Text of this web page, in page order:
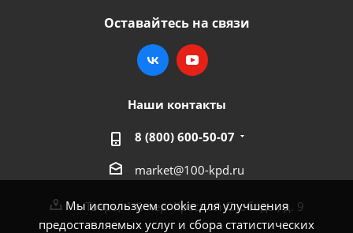
Мы используем cookie для улучшения
предоставляемых услуг и сбора статистических
Оставайтесь на связи
Наши контакты
8 (800) 600-50-07
market@100-kpd.ru
г. Тверь, 4-й пер. Красной Слободы, д. 9